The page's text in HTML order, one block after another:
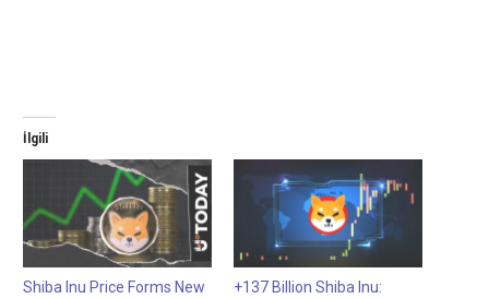
İlgili
Shiba Inu Price Forms New
+137 Billion Shiba Inu: